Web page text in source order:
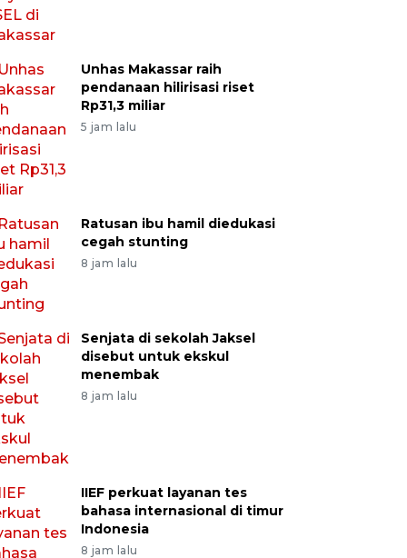
Unhas Makassar raih
pendanaan hilirisasi riset
Rp31,3 miliar
5 jam lalu
Ratusan ibu hamil diedukasi
cegah stunting
8 jam lalu
Senjata di sekolah Jaksel
disebut untuk ekskul
menembak
8 jam lalu
IIEF perkuat layanan tes
bahasa internasional di timur
Indonesia
8 jam lalu